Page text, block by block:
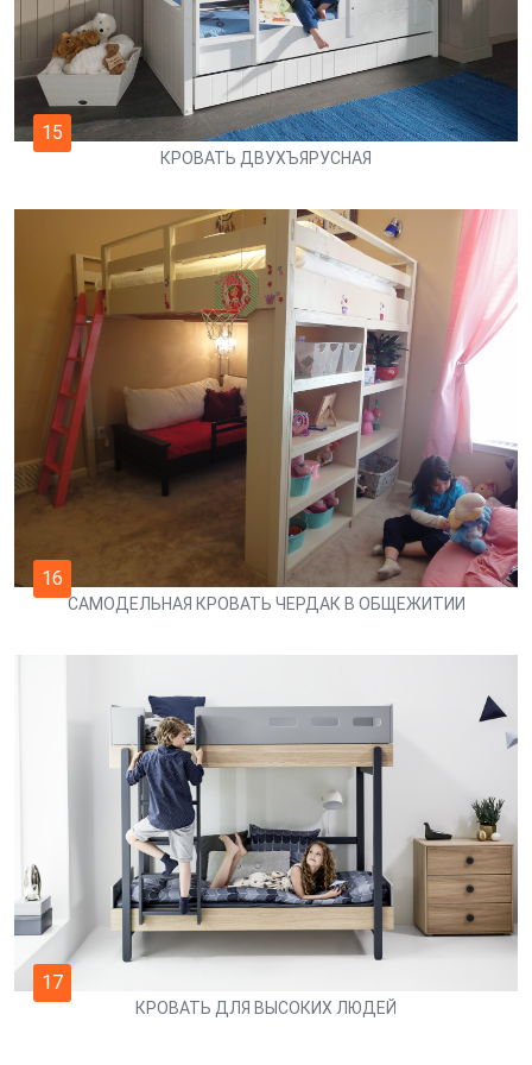
15
КРОВАТЬ ДВУХЪЯРУСНАЯ
16
САМОДЕЛЬНАЯ КРОВАТЬ ЧЕРДАК В ОБЩЕЖИТИИ
17
КРОВАТЬ ДЛЯ ВЫСОКИХ ЛЮДЕЙ